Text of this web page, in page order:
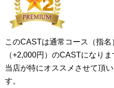
このCASTは通常コース（指
（+2,000円）のCASTになりま
当店が特にオススメさせて頂
す。